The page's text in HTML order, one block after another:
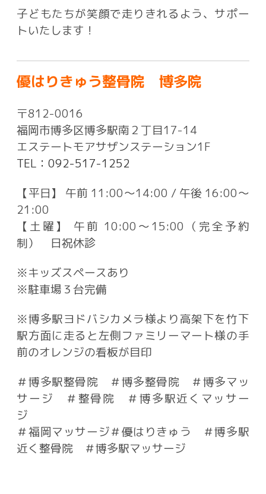
子どもたちが笑顔で走りきれるよう、サポー
トいたします！
優はりきゅう整骨院 博多院
〒812-0016
福岡市博多区博多駅南２丁目17-14
エステートモアサザンステーション1F
TEL：092-517-1252
【平日】 午前 11:00〜14:00 / 午後 16:00〜
21:00
【土曜】 午前 10:00〜15:00（完全予約
制） 日祝休診
※キッズスペースあり
※駐車場３台完備
※博多駅ヨドバシカメラ様より高架下を竹下
駅方面に走ると左側ファミリーマート様の手
前のオレンジの看板が目印
＃博多駅整骨院 ＃博多整骨院 ＃博多マッ
サージ ＃整骨院 ＃博多駅近くマッサー
ジ
＃福岡マッサージ＃優はりきゅう ＃博多駅
近く整骨院 ＃博多駅マッサージ